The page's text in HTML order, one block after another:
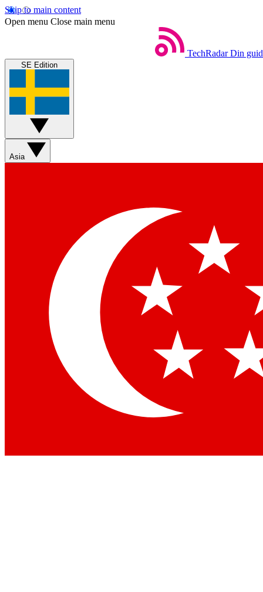
Skip to main content
Open menu Close main menu
TechRadar Din
SE Edition
Asia